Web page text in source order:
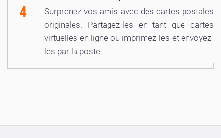
4
Surprenez vos amis avec des cartes postales
originales. Partagez-les en tant que cartes
virtuelles en ligne ou imprimez-les et envoyez-
les par la poste.